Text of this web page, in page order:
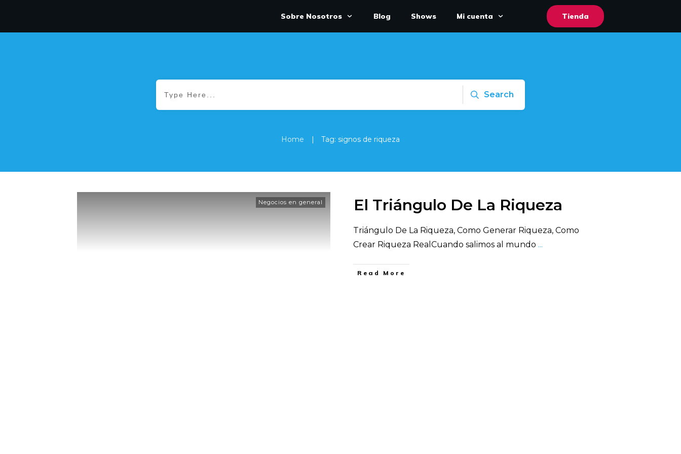
Sobre Nosotros Blog Shows Mi cuenta Tienda
Search
Home | Tag: signos de riqueza
Negocios en general El Triángulo De La Riqueza
Triángulo De La Riqueza, Como Generar Riqueza, Como
Crear Riqueza RealCuando salimos al mundo ...
​Read More